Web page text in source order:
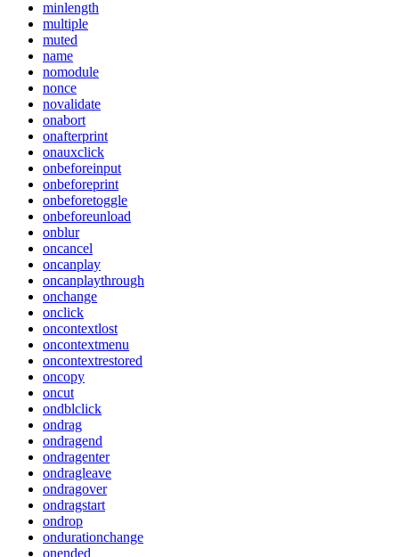
minlength
multiple
muted
name
nomodule
nonce
novalidate
onabort
onafterprint
onauxclick
onbeforeinput
onbeforeprint
onbeforetoggle
onbeforeunload
onblur
oncancel
oncanplay
oncanplaythrough
onchange
onclick
oncontextlost
oncontextmenu
oncontextrestored
oncopy
oncut
ondblclick
ondrag
ondragend
ondragenter
ondragleave
ondragover
ondragstart
ondrop
ondurationchange
onended